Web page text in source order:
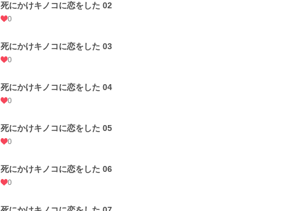
死にかけキノコに恋をした 02
0
死にかけキノコに恋をした 03
0
死にかけキノコに恋をした 04
0
死にかけキノコに恋をした 05
0
死にかけキノコに恋をした 06
0